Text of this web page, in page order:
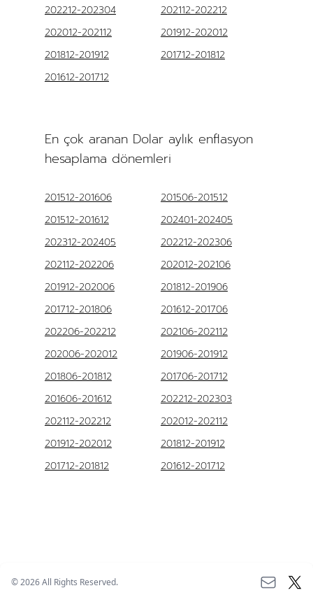
202212-202304
202112-202212
202012-202112
201912-202012
201812-201912
201712-201812
201612-201712
En çok aranan Dolar aylık enflasyon
hesaplama dönemleri
201512-201606
201506-201512
201512-201612
202401-202405
202312-202405
202212-202306
202112-202206
202012-202106
201912-202006
201812-201906
201712-201806
201612-201706
202206-202212
202106-202112
202006-202012
201906-201912
201806-201812
201706-201712
201606-201612
202212-202303
202112-202212
202012-202112
201912-202012
201812-201912
201712-201812
201612-201712
©2026All Rights Reserved.